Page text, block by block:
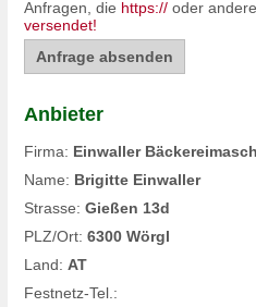
Anfragen, die https:// oder
versendet!
Anbieter
Firma: Einwaller
Name: Brigitte Einwaller
Strasse: Gießen 13d
PLZ/Ort: 6300 Wörgl
Land: AT
Festnetz-Tel.: